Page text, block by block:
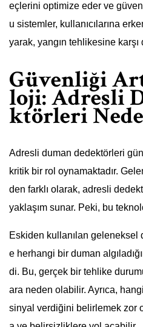
eçlerini optimize eder ve
u sistemler, kullanıcılarına
yarak, yangın tehlikesine
Güvenliği
loji: Adresli
ktörleri
Adresli duman dedektörleri
kritik bir rol oynamaktadır.
den farklı olarak, adresli
yaklaşım sunar. Peki, bu
Eskiden kullanılan geleneksel
e herhangi bir duman
di. Bu, gerçek bir tehlike
ara neden olabilir. Ayrıca,
sinyal verdiğini belirlemek zor